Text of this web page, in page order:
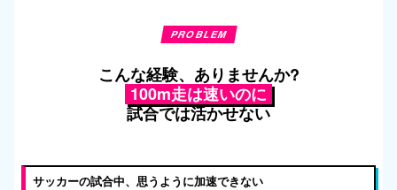
PROBLEM
こんな経験、ありませんか?
100m走は速いのに
試合では活かせない
サッカーの試合中、思うように加速できない